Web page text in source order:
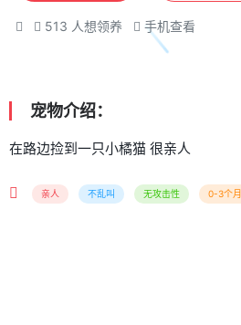
513 人想领养 手机查看
宠物介绍：
在路边捡到一只小橘猫 很亲人
亲人 不乱叫 无攻击性 0-3个月